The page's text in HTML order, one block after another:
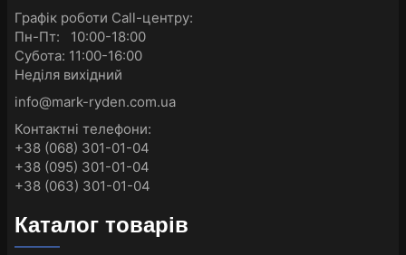
Графік роботи Call-центру:
Пн-Пт: 10:00-18:00
Субота: 11:00-16:00
Неділя вихідний
info@mark-ryden.com.ua
Контактні телефони:
+38 (068) 301-01-04
+38 (095) 301-01-04
+38 (063) 301-01-04
Каталог товарів